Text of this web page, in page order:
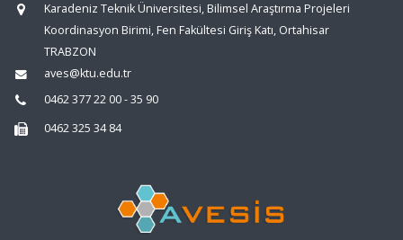
Karadeniz Teknik Üniversitesi, Bilimsel Araştırma Projeleri
Koordinasyon Birimi, Fen Fakültesi Giriş Katı, Ortahisar
TRABZON
aves@ktu.edu.tr
0462 377 22 00 - 35 90
0462 325 34 84